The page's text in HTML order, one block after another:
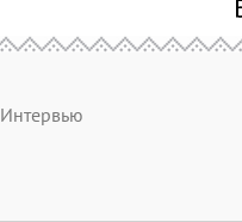
Интервью